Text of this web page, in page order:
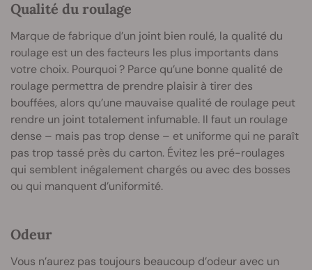
Qualité du roulage
Marque de fabrique d’un joint bien roulé, la qualité du
roulage est un des facteurs les plus importants dans
votre choix. Pourquoi ? Parce qu’une bonne qualité de
roulage permettra de prendre plaisir à tirer des
bouffées, alors qu’une mauvaise qualité de roulage peut
rendre un joint totalement infumable. Il faut un roulage
dense – mais pas trop dense – et uniforme qui ne paraît
pas trop tassé près du carton. Évitez les pré-roulages
qui semblent inégalement chargés ou avec des bosses
ou qui manquent d’uniformité.
Odeur
Vous n’aurez pas toujours beaucoup d’odeur avec un